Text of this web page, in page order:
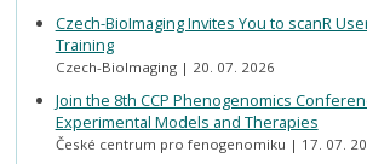
Czech-BioImaging Invites You to scanR
Training
Czech-BioImaging 20. 07. 2026
Join the 8th CCP Phenogenomics
Experimental Models and Therapies
České centrum pro fenogenomiku 17. 07.